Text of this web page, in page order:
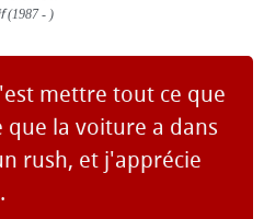
(1987 - )
mettre tout ce que
que la voiture a dans
rush, et j'apprécie